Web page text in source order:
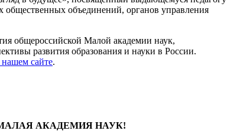
общественных объединений, органов управления
общероссийской Малой академии наук,
развития образования и науки в России.
сайте.
АКАДЕМИЯ НАУК!